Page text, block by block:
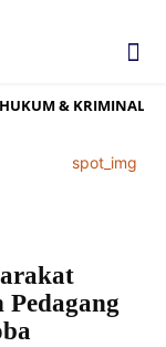
HUKUM & KRIMINAL